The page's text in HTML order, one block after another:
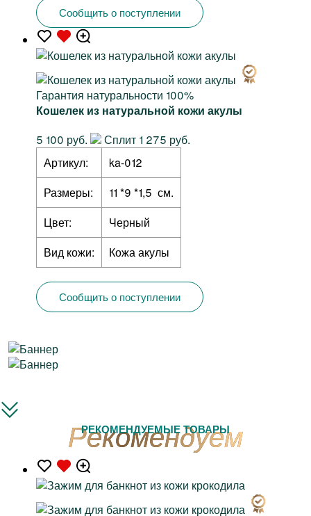
Сообщить о поступлении
Гарантия натуральности 100%
Кошелек из натуральной кожи акулы
5 100 руб.
Сплит 1 275 руб.
Артикул:
ka-012
Размеры:
11 *9 *1,5 см.
Цвет:
Черный
Вид кожи:
Кожа акулы
Сообщить о поступлении
РЕКОМЕНДУЕМЫЕ ТОВАРЫ